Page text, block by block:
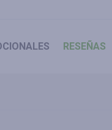
RESEÑAS